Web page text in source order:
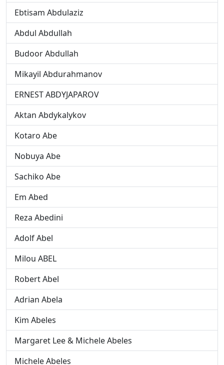
Ebtisam Abdulaziz
Abdul Abdullah
Budoor Abdullah
Mikayil Abdurahmanov
ERNEST ABDYJAPAROV
Aktan Abdykalykov
Kotaro Abe
Nobuya Abe
Sachiko Abe
Em Abed
Reza Abedini
Adolf Abel
Milou ABEL
Robert Abel
Adrian Abela
Kim Abeles
Margaret Lee & Michele Abeles
Michele Abeles